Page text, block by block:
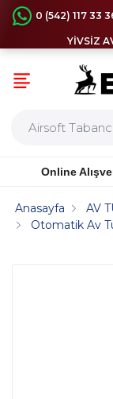
0 (542) 117 33
YİVSİZ
Online
Anasayfa AV
Otomatik Av